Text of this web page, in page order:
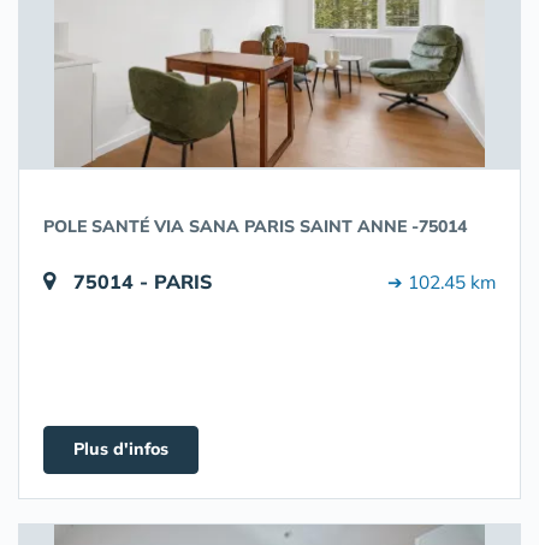
POLE SANTÉ VIA SANA PARIS SAINT ANNE -75014
75014 - PARIS ➔ 102.45 km
Plus d'infos